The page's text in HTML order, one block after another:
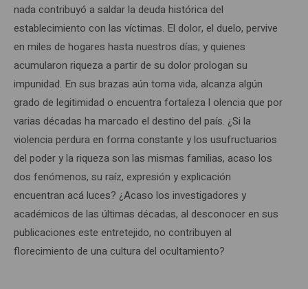
nada contribuyó a saldar la deuda histórica del
establecimiento con las víctimas. El dolor, el duelo, pervive
en miles de hogares hasta nuestros días; y quienes
acumularon riqueza a partir de su dolor prologan su
impunidad. En sus brazas aún toma vida, alcanza algún
grado de legitimidad o encuentra fortaleza l olencia que por
varias décadas ha marcado el destino del país. ¿Si la
violencia perdura en forma constante y los usufructuarios
del poder y la riqueza son las mismas familias, acaso los
dos fenómenos, su raíz, expresión y explicación
encuentran acá luces? ¿Acaso los investigadores y
académicos de las últimas décadas, al desconocer en sus
publicaciones este entretejido, no contribuyen al
florecimiento de una cultura del ocultamiento?